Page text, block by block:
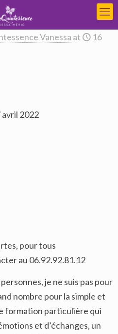
Vanessa at
16
avril 2022
pour tous
au 06.92.92.81.12
je ne suis pas pour
nombre pour la simple et
formation particulière qui
et d’échanges, un